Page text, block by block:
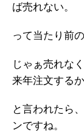
ば売れない。
って当たり前
じゃぁ売れな
来年注文する
と言われたら
ンですね。